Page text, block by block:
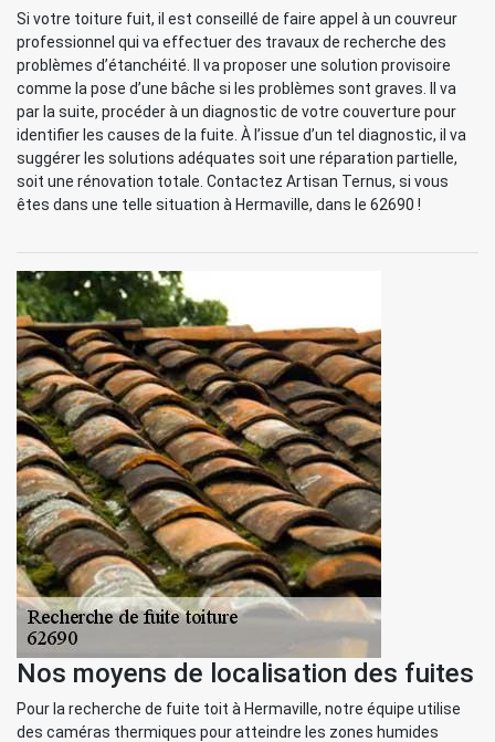
Si votre toiture fuit, il est conseillé de faire appel à un couvreur
professionnel qui va effectuer des travaux de recherche des
problèmes d’étanchéité. Il va proposer une solution provisoire
comme la pose d’une bâche si les problèmes sont graves. Il va
par la suite, procéder à un diagnostic de votre couverture pour
identifier les causes de la fuite. À l’issue d’un tel diagnostic, il va
suggérer les solutions adéquates soit une réparation partielle,
soit une rénovation totale. Contactez Artisan Ternus, si vous
êtes dans une telle situation à Hermaville, dans le 62690 !
Nos moyens de localisation des fuites
Pour la recherche de fuite toit à Hermaville, notre équipe utilise
des caméras thermiques pour atteindre les zones humides